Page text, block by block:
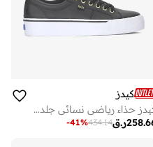
كيدز
كيدز حذاء رياضي نسائي جلد أسود
ر.ق434.14
-41%